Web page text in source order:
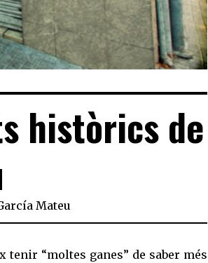
històrics de
Mateu
tenir “moltes ganes” de saber més